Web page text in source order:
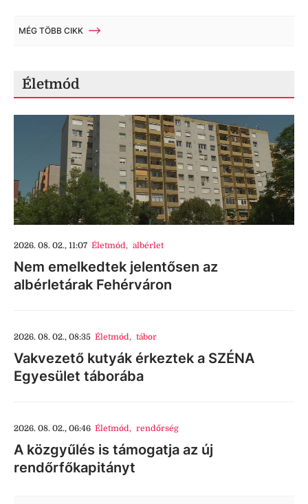
MÉG TÖBB CIKK
Életmód
2026. 08. 02., 11:07 Életmód, albérlet
Nem emelkedtek jelentősen az
albérletárak Fehérváron
2026. 08. 02., 08:35 Életmód, tábor
Vakvezető kutyák érkeztek a SZÉNA
Egyesület táborába
2026. 08. 02., 06:46 Életmód, rendőrség
A közgyűlés is támogatja az új
rendőrfőkapitányt